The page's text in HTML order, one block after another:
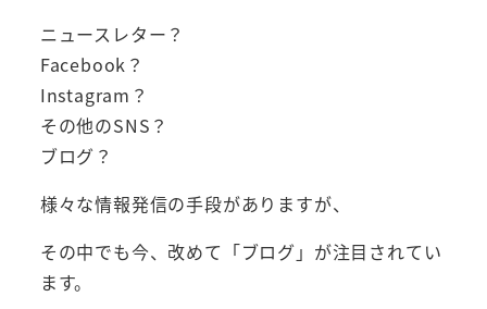
ニュースレター？
Facebook？
Instagram？
その他のSNS？
ブログ？
様々な情報発信の手段がありますが、
その中でも今、改めて「ブログ」が注目されてい
ます。